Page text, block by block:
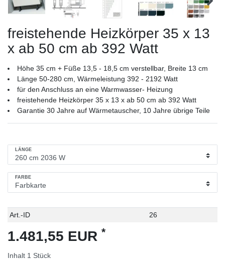
freistehende Heizkörper 35 x 13
x ab 50 cm ab 392 Watt
Höhe 35 cm + Füße 13,5 - 18,5 cm verstellbar, Breite 13 cm
Länge 50-280 cm, Wärmeleistung 392 - 2192 Watt
für den Anschluss an eine Warmwasser- Heizung
freistehende Heizkörper 35 x 13 x ab 50 cm ab 392 Watt
Garantie 30 Jahre auf Wärmetauscher, 10 Jahre übrige Teile
LÄNGE
FARBE
Technisches
Wert
Art.-ID 26
1.481,55 EUR *
Inhalt 1 Stück